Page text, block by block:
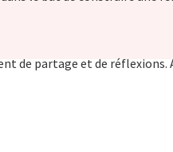
de partage et de réflexions.